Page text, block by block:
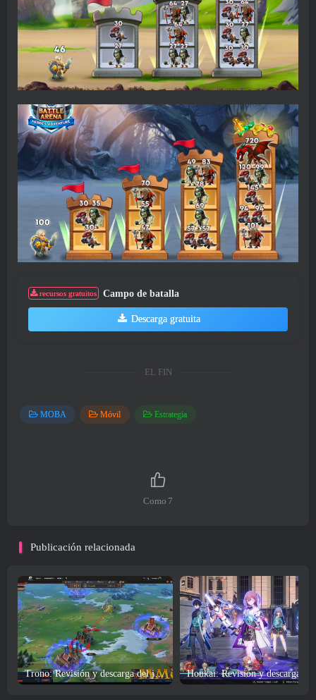
recursos gratuitos Campo de batalla
Descarga gratuita
EL FIN
MOBA Móvil Estrategia
Como 7
Publicación relacionada
Trono: Revisión y descarga del juego Kingdom At War